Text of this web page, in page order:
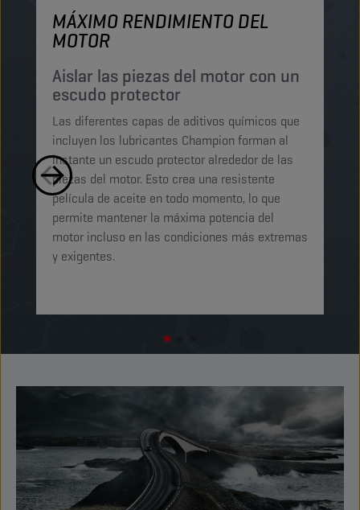
MÁXIMO RENDIMIENTO DEL
MOTOR
Aislar las piezas del motor con un
escudo protector
Las diferentes capas de aditivos químicos que
incluyen los lubricantes Champion forman al
instante un escudo protector alrededor de las
piezas del motor. Esto crea una resistente
película de aceite en todo momento, lo que
permite mantener la máxima potencia del
motor incluso en las condiciones más extremas
y exigentes.